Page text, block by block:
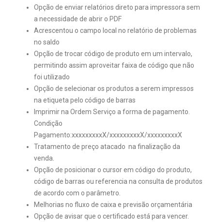
Opção de enviar relatórios direto para impressora sem
a necessidade de abrir o PDF
Acrescentou o campo local no relatório de problemas
no saldo
Opção de trocar código de produto em um intervalo,
permitindo assim aproveitar faixa de código que não
foi utilizado
Opção de selecionar os produtos a serem impressos
na etiqueta pelo código de barras
Imprimir na Ordem Serviço a forma de pagamento.
Condição
Pagamento:xxxxxxxxxX/xxxxxxxxxX/xxxxxxxxxX
Tratamento de preço atacado na finalização da
venda.
Opção de posicionar o cursor em código do produto,
código de barras ou referencia na consulta de produtos
de acordo com o parâmetro.
Melhorias no fluxo de caixa e previsão orçamentária
Opção de avisar que o certificado está para vencer.